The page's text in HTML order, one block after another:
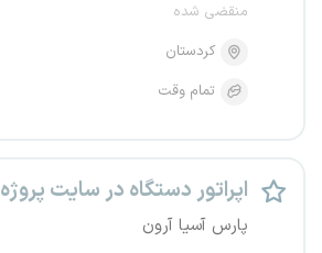
منقضی شده
کردستان
تمام وقت
اپراتور دستگاه در سایت پروژه
پارس آسیا آرون